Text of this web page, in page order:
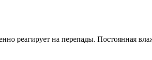
реагирует на перепады. Постоянная